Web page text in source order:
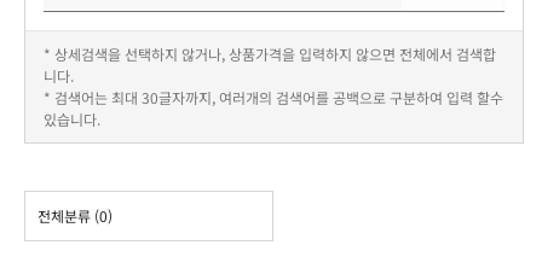
* 상세검색을 선택하지 않거나, 상품가격을 입력하지 않으면 전체에서 검색합
니다.
* 검색어는 최대 30글자까지, 여러개의 검색어를 공백으로 구분하여 입력 할수
있습니다.
전체분류 (0)